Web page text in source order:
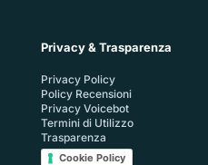
Privacy & Trasparenza
Privacy Policy
Policy Recensioni
Privacy Voicebot
Termini di Utilizzo
Trasparenza
Cookie Policy